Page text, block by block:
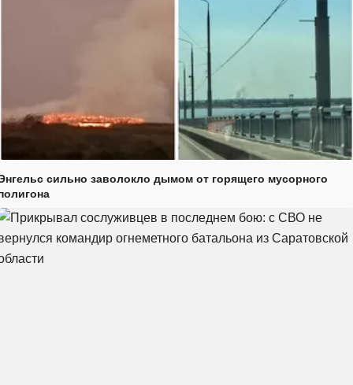
сильно заволокло дымом от горящего мусорного